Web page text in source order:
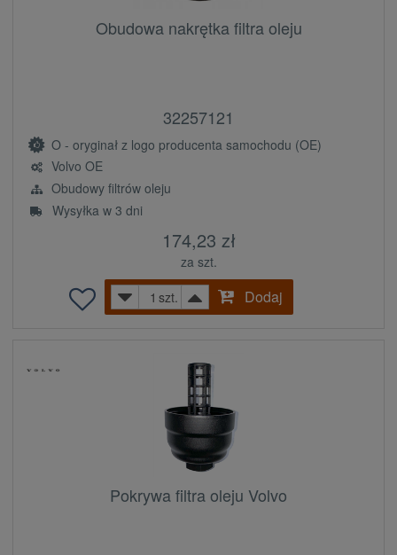
Obudowa nakrętka filtra oleju
32257121
O - oryginał z logo producenta samochodu (OE)
Volvo OE
Obudowy filtrów oleju
Wysyłka w 3 dni
174,23 zł
za szt.
szt.
Dodaj
Pokrywa filtra oleju Volvo